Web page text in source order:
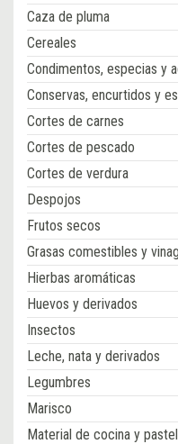
Caza de pluma
Cereales
Condimentos, especias y
Conservas, encurtidos y
Cortes de carnes
Cortes de pescado
Cortes de verdura
Despojos
Frutos secos
Grasas comestibles y
Hierbas aromáticas
Huevos y derivados
Insectos
Leche, nata y derivados
Legumbres
Marisco
Material de cocina y